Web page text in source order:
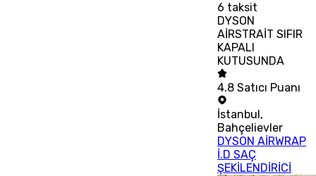
6 taksit
DYSON
AİRSTRAİT SIFIR
KAPALI
KUTUSUNDA
4.8 Satıcı Puanı
İstanbul ,
Bahçelievler
DYSON AİRWRAP
İ.D SAÇ
ŞEKİLENDİRİCİ